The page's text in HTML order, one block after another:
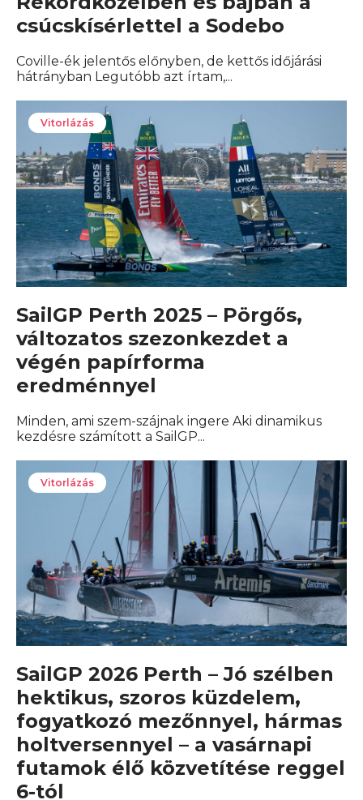
csúcskísérlettel a Sodebo
Coville-ék jelentős előnyben, de kettős időjárási
hátrányban Legutóbb azt írtam,...
Vitorlázás
SailGP Perth 2025 – Pörgős,
változatos szezonkezdet a
végén papírforma
eredménnyel
Minden, ami szem-szájnak ingere Aki dinamikus
kezdésre számított a SailGP...
Vitorlázás
SailGP 2026 Perth – Jó szélben
hektikus, szoros küzdelem,
fogyatkozó mezőnnyel, hármas
holtversennyel – a vasárnapi
futamok élő közvetítése reggel
6-tól